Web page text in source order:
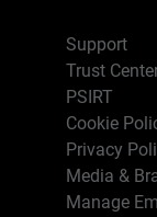
Support
Trust
PSIRT
Cookie
Privacy
Media &
Manage